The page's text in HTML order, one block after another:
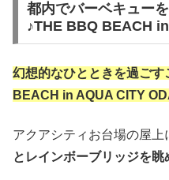
都内でバーベキュー
♪THE BBQ BEACH
幻想的なひとときを過ご
BEACH in AQUA CITY
アクアシティお台場の屋上
とレインボーブリッジを眺